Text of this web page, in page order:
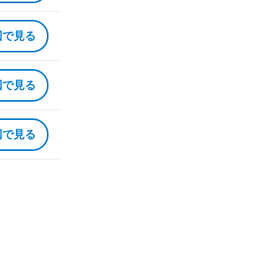
見る
見る
見る